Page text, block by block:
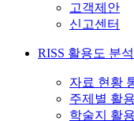
고객제안
신고센터
RISS 활용도 분석
자료 현황
주제별 활
학술지 활